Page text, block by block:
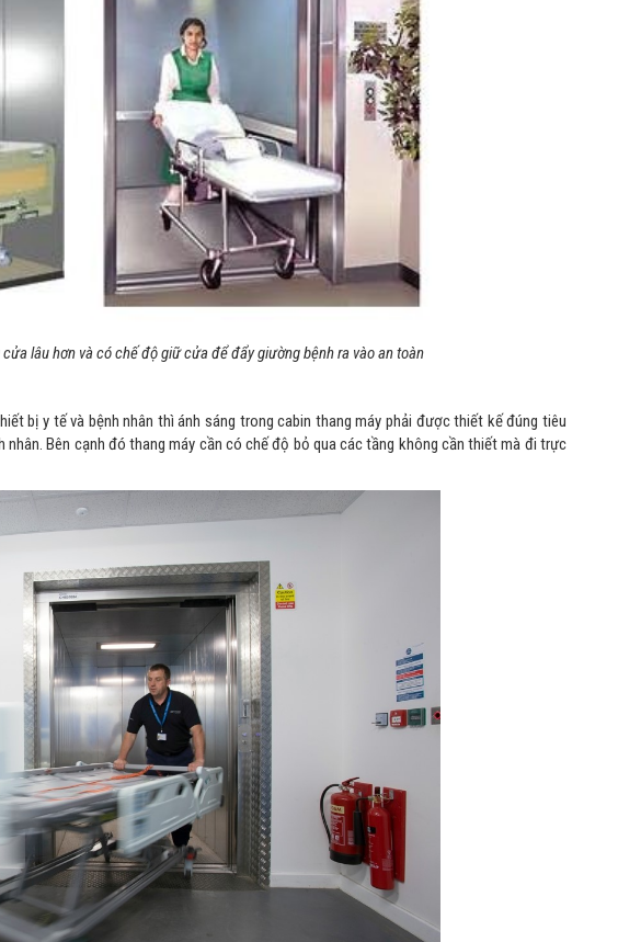
lâu hơn và có chế độ giữ cửa để đẩy giường bệnh ra vào an toàn
bị y tế và bệnh nhân thì ánh sáng trong cabin thang máy phải được thiết kế đúng tiêu
Bên cạnh đó thang máy cần có chế độ bỏ qua các tầng không cần thiết mà đi trực